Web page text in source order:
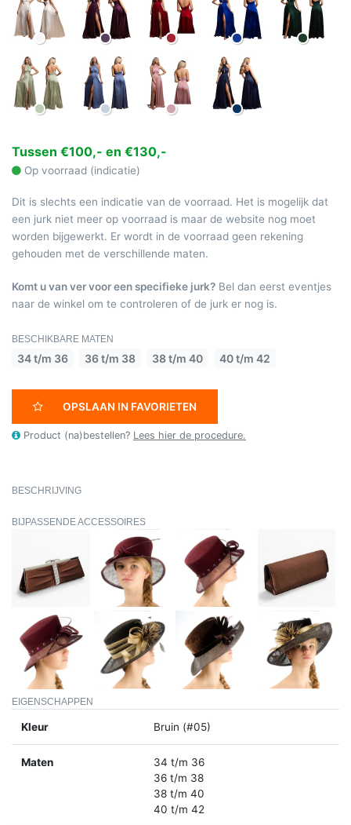
Tussen €100,- en €130,-
Op voorraad (indicatie)
Dit is slechts een indicatie van de voorraad. Het is mogelijk dat
een jurk niet meer op voorraad is maar de website nog moet
worden bijgewerkt. Er wordt in de voorraad geen rekening
gehouden met de verschillende maten.
Komt u van ver voor een specifieke jurk? Bel dan eerst eventjes
naar de winkel om te controleren of de jurk er nog is.
BESCHIKBARE MATEN
34 t/m 36 36 t/m 38 38 t/m 40 40 t/m 42
OPSLAAN IN FAVORIETEN
Product (na)bestellen? Lees hier de procedure.
BESCHRIJVING
BIJPASSENDE ACCESSOIRES
EIGENSCHAPPEN
Kleur Bruin (#05)
Maten
34 t/m 36
36 t/m 38
38 t/m 40
40 t/m 42